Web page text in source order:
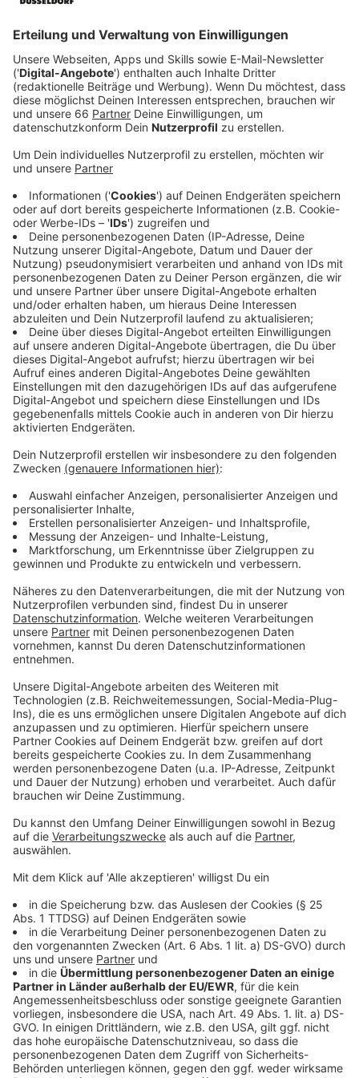
Mllionenschwere Kosten für neue
Unterführung
Anzeige
Der Stadtrat hat sich in seiner aktuellen Sitzung (21.
November 2024) für diesen barrierefreien Tunnel
entschieden. Stand jetzt wird er 40 Millionen Euro
kosten - die Hälfte wird die Stadt bezahlen müssen.
Ob das Projekt noch in diesem Jahrzehnt fertig wird,
ist aber fraglich.
Anzeige
Argumente für die neue Unterführung
Anzeige
Vor allem im Gerresheimer Süden hatten viele
Menschen jahrelang für den Tunnel durch den S-
Bahnhof gekämpft: Sie werden so besser an das
Gerresheimer Zentrum angebunden. Außerdem würde
eine Brücke über die Gleise den Blick auf das
historische Bahnhofsgebäude verstellen - so das
Argument der dort aktivenBürgerinitiative. Durch den
neuen Tunnel soll auch ein Radweg führen.
Anzeige
Weitere Infos und Links zum Thema:
Anzeige
So berichtet die Stadt
Der Verkehrsausschuss hatte im Oktober bereits
Polizei-App "Safe Now" kommt in Düsseldorf nicht
Anzeige
Anzeige